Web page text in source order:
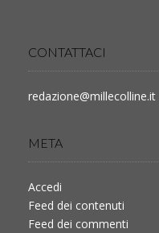
CONTATTACI
redazione@millecolline.it
META
Accedi
Feed dei contenuti
Feed dei commenti